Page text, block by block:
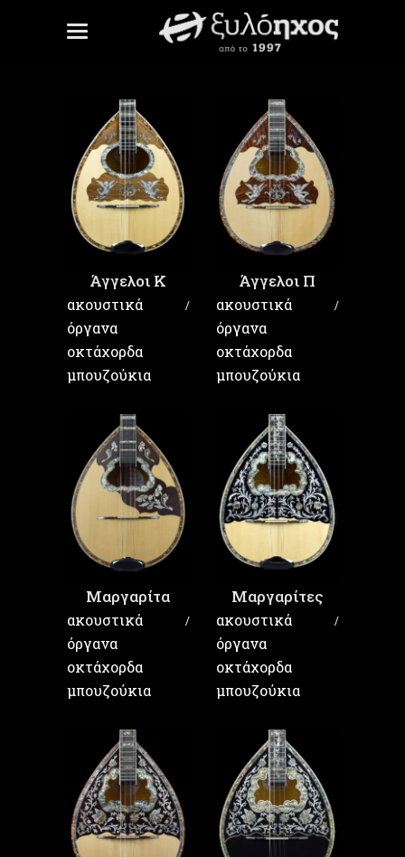
Άγγελοι K
ακουστικά
όργανα
οκτάχορδα
μπουζούκια
Άγγελοι Π
ακουστικά
όργανα
οκτάχορδα
μπουζούκια
Μαργαρίτα
ακουστικά
όργανα
οκτάχορδα
μπουζούκια
Μαργαρίτες
ακουστικά
όργανα
οκτάχορδα
μπουζούκια